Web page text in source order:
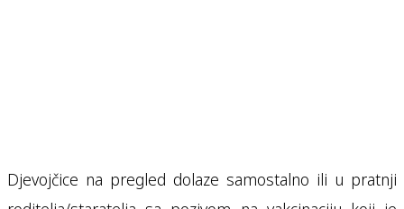
Djevojčice na pregled dolaze samostalno ili u pratnji